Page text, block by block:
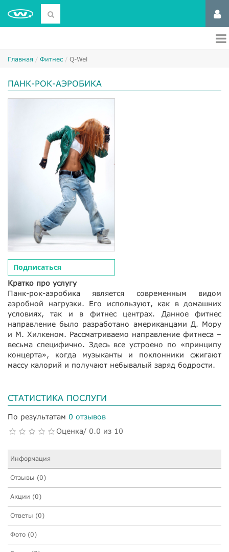
Главная Фитнес Q-Wel
ПАНК-РОК-АЭРОБИКА
Подписаться
Кратко про услугу
Панк-рок-аэробика является современным видом
аэробной нагрузки. Его используют, как в домашних
условиях, так и в фитнес центрах. Данное фитнес
направление было разработано американцами Д. Мору
и М. Хилкеном. Рассматриваемо направление фитнеса –
весьма специфично. Здесь все устроено по «принципу
концерта», когда музыканты и поклонники сжигают
массу калорий и получают небывалый заряд бодрости.
СТАТИСТИКА ПОСЛУГИ
По результатам 0 отзывов
Оценка/ 0.0 из 10
Информация
Отзывы (0)
Акции (0)
Ответы (0)
Фото (0)